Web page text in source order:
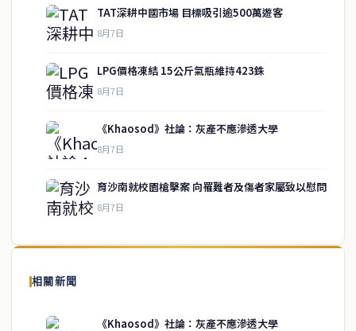
TAT深耕中國市場 目標吸引逾500萬遊客
8月7日
LPG價格凍結 15公斤氣瓶維持423銖
8月7日
《Khaosod》社論：灰產不應滲透大學
8月7日
育沙南就校園槍擊案 向罹難者及傷者家屬致以慰問
8月7日
相關新聞
《Khaosod》社論：灰產不應滲透大學
關於我們
泰國中文新聞（TCN）是一家總部設於曼谷的中文新聞媒體，致力於
供即時、客觀、多元的中文新聞內容。
service@thaichinesenews.com